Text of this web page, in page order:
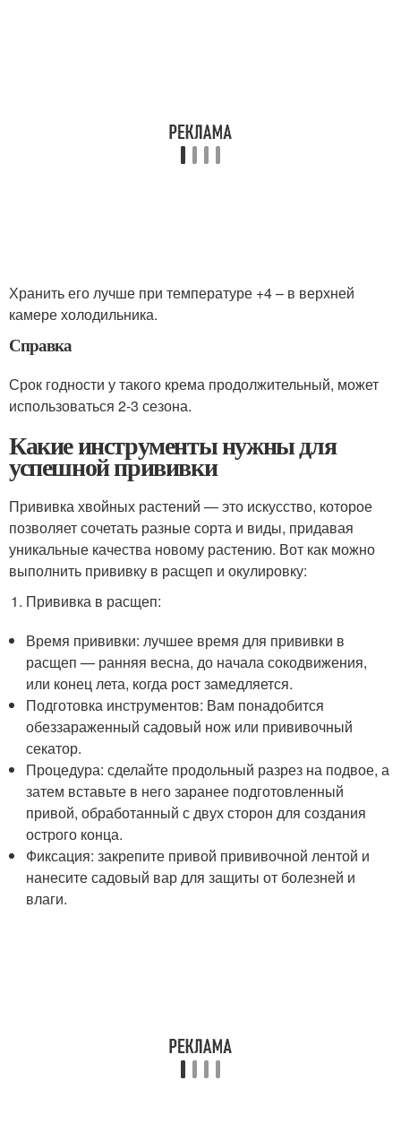
Хранить его лучше при температуре +4 – в верхней
камере холодильника.
Справка
Срок годности у такого крема продолжительный, может
использоваться 2-3 сезона.
Какие инструменты нужны для
успешной прививки
Прививка хвойных растений — это искусство, которое
позволяет сочетать разные сорта и виды, придавая
уникальные качества новому растению. Вот как можно
выполнить прививку в расщеп и окулировку:
Прививка в расщеп:
Время прививки: лучшее время для прививки в
расщеп — ранняя весна, до начала сокодвижения,
или конец лета, когда рост замедляется.
Подготовка инструментов: Вам понадобится
обеззараженный садовый нож или прививочный
секатор.
Процедура: сделайте продольный разрез на подвое, а
затем вставьте в него заранее подготовленный
привой, обработанный с двух сторон для создания
острого конца.
Фиксация: закрепите привой прививочной лентой и
нанесите садовый вар для защиты от болезней и
влаги.